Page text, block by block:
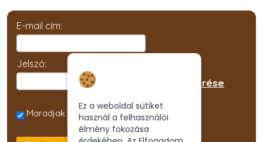
E-mail cím:
Jelszó:
új jelszó kérése
Maradjak bejelentkezve ezen a gépen
Ez a weboldal sütiket
használ a felhasználói
élmény fokozása